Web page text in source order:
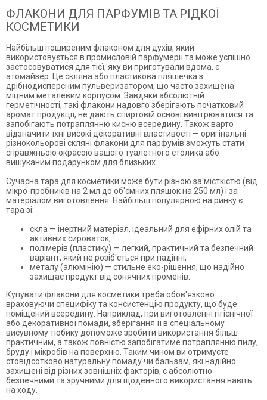
ФЛАКОНИ ДЛЯ ПАРФУМІВ ТА РІДКОЇ
КОСМЕТИКИ
Найбільш поширеним флаконом для духів, який
використовується в промисловій парфумерії та може успішно
застосовуватися для тієї, яку ви приготували вдома, є
атомайзер. Це скляна або пластикова пляшечка з
дрібнодисперсним пульверизатором, що часто захищена
міцним металевим корпусом. Завдяки абсолютній
герметічності, такі флакони надовго зберігають початковий
аромат продукції, не дають спиртовій основі вивітрюватися та
запобігають потраплянню кисню всередину. Також варто
відзначити їхні високі декоративні властивості — оригінальні
різнокольорові скляні флакони для парфумів зможуть стати
справжньою окрасою вашого туалетного столика або
вишуканим подарунком для близьких.
Сучасна тара для косметики може бути різною за місткістю (від
мікро-пробників на 2 мл до об'ємних пляшок на 250 мл) і за
матеріалом виготовлення. Найбільш популярною на ринку є
тара зі:
скла — інертний матеріал, ідеальний для ефірних олій та
активних сироваток;
полімерів (пластику) — легкий, практичний та безпечний
варіант, який не розіб'ється при падінні;
металу (алюмінію) — стильне еко-рішення, що надійно
захищає продукт від сонячних променів.
Купувати флакони для косметики треба обов'язково
враховуючи специфіку та консистенцію продукту, що буде
поміщений всередину. Наприклад, при виготовленні гігієнічної
або декоративної помади, зберігання її в спеціальному
висувному тюбику допоможе зробити використання більш
практичним, а також повністю запобігатиме потраплянню пилу,
бруду і мікробів на поверхню. Таким чином ви отримуєте
стовідсотково натуральну помаду чи бальзам, які надійно
захищені від різних зовнішніх факторів, є абсолютно
безпечними та зручними для щоденного використання навіть
на ходу.